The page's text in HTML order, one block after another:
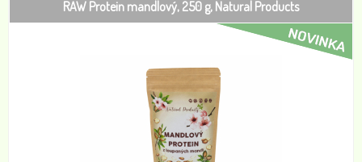
RAW Protein mandlový, 250 g, Natural Products